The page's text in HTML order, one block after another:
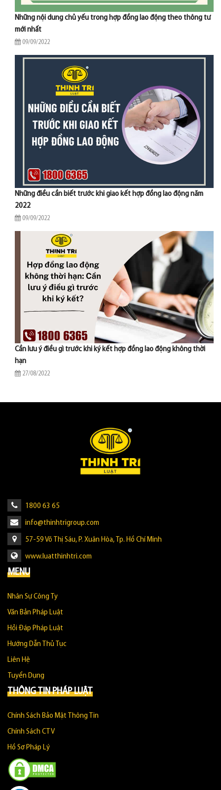
Những nội dung chủ yếu trong hợp đồng lao động theo thông tư
mới nhất
09/09/2022
Những điều cần biết trước khi giao kết hợp đồng lao động năm
2022
09/09/2022
Cần lưu ý điều gì trước khi ký kết hợp đồng lao động không thời
hạn
27/08/2022
1800 63 65
info@thinhtrigroup.com
57-59 Võ Thị Sáu, P. Xuân Hòa, Tp. Hồ Chí Minh
www.luatthinhtri.com
MENU
Nhân Sự Công Ty
Văn Bản Pháp Luật
Hỏi Đáp Pháp Luật
Hướng Dẫn Thủ Tục
Liên Hệ
Tuyển Dụng
THÔNG TIN PHÁP LUẬT
Chính Sách Bảo Mật Thông Tin
Chính Sách CTV
Hồ Sơ Pháp Lý